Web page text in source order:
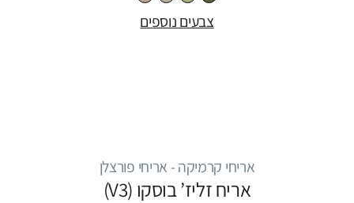
צבעים נוספים
אריחי קרמיקה - אריחי פורצלן
אריח זליז’ בוסקו (V3)